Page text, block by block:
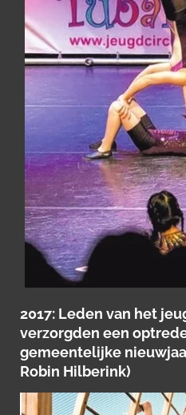
2017: Leden van het
verzorgden een
gemeentelijke
Robin Hilberink)